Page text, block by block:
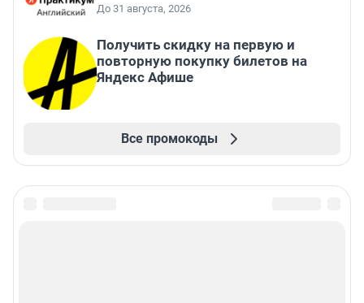
До 31 августа, 2026
Получить скидку на первую и
повторную покупку билетов на
Яндекс Афише
Все промокоды